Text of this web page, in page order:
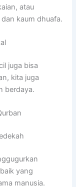
atau
kaum dhuafa.
juga bisa
kita juga
berdaya.
yang
manusia.